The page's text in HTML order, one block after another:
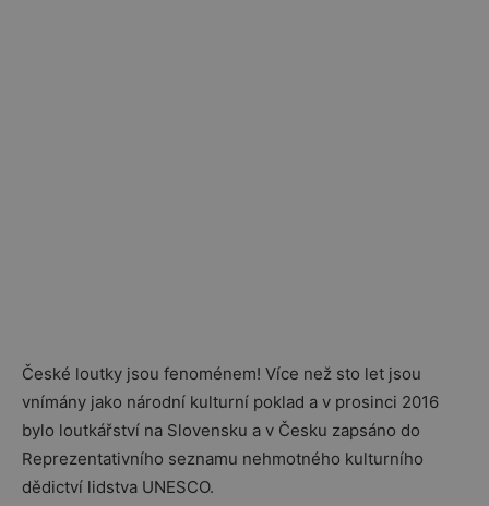
České loutky jsou fenoménem! Více než sto let jsou
vnímány jako národní kulturní poklad a v prosinci 2016
bylo loutkářství na Slovensku a v Česku zapsáno do
Reprezentativního seznamu nehmotného kulturního
dědictví lidstva UNESCO.